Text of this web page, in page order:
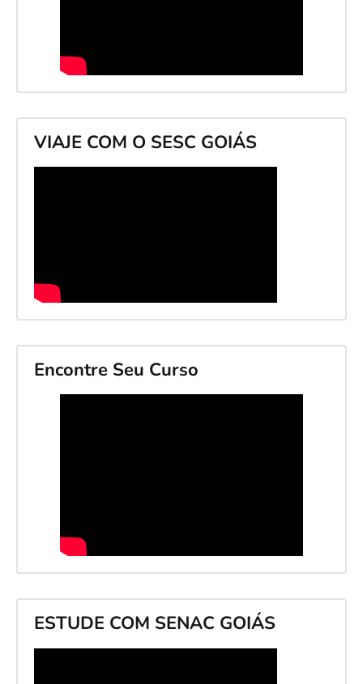
VIAJE COM O SESC GOIÁS
Encontre Seu Curso
ESTUDE COM SENAC GOIÁS